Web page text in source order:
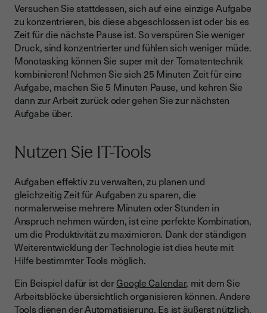
Versuchen Sie stattdessen, sich auf eine einzige Aufgabe
zu konzentrieren, bis diese abgeschlossen ist oder bis es
Zeit für die nächste Pause ist. So verspüren Sie weniger
Druck, sind konzentrierter und fühlen sich weniger müde.
Monotasking können Sie super mit der Tomatentechnik
kombinieren! Nehmen Sie sich 25 Minuten Zeit für eine
Aufgabe, machen Sie 5 Minuten Pause, und kehren Sie
dann zur Arbeit zurück oder gehen Sie zur nächsten
Aufgabe über.
Nutzen Sie IT-Tools
Aufgaben effektiv zu verwalten, zu planen und
gleichzeitig Zeit für Aufgaben zu sparen, die
normalerweise mehrere Minuten oder Stunden in
Anspruch nehmen würden, ist eine perfekte Kombination,
um die Produktivität zu maximieren. Dank der ständigen
Weiterentwicklung der Technologie ist dies heute mit
Hilfe bestimmter Tools möglich.
Ein Beispiel dafür ist derGoogle Calendar, mit dem Sie
Arbeitsblöcke übersichtlich organisieren können. Andere
Tools dienen der Automatisierung. Es ist äußerst nützlich,